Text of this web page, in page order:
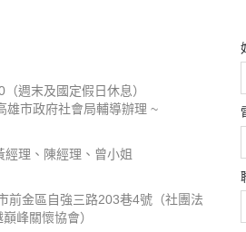
週末及國定假日休息）
雄市政府社會局輔導辦理 ~
經理、陳經理、曾小姐
前金區自強三路203巷4號（社團法
峰關懷協會）